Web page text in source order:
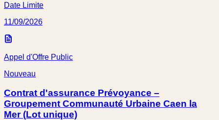
Date Limite
11/09/2026
Appel d'Offre Public
Nouveau
Contrat d'assurance Prévoyance –
Groupement Communauté Urbaine Caen la
Mer (Lot unique)